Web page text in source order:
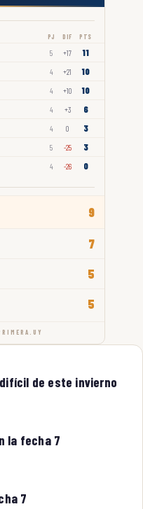
PJ DIF PTS
5 +17 11
4 +21 10
4 +10 10
4 +3 6
4 0 3
5 -25 3
4 -26 0
9
7
5
5
de este invierno
la fecha 7
7